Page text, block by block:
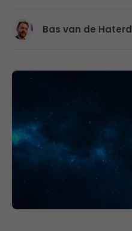
Bas van de Haterd